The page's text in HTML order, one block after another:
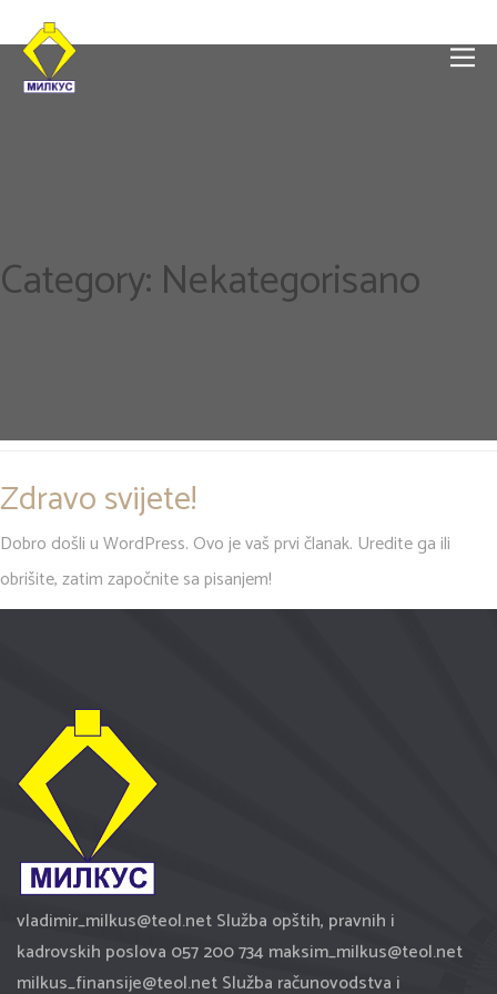
Category: Nekategorisano
Zdravo svijete!
Dobro došli u WordPress. Ovo je vaš prvi članak. Uredite ga ili
obrišite, zatim započnite sa pisanjem!
vladimir­­_milkus@teol.net Služba opštih, pravnih i
kadrovskih poslova 057 200 734 maksim_milkus@teol.net
milkus_finansije@teol.net Služba računovodstva i